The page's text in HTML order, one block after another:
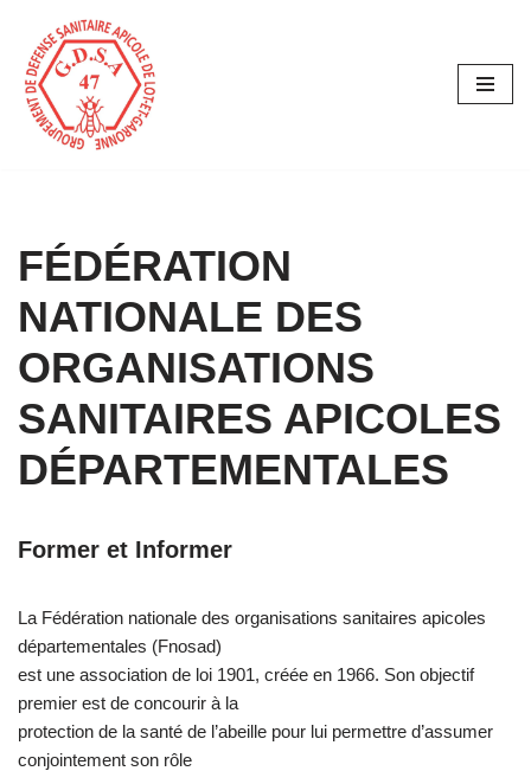
Aller
au
contenu
FÉDÉRATION
NATIONALE DES
ORGANISATIONS
SANITAIRES APICOLES
DÉPARTEMENTALES
Former et Informer
La Fédération nationale des organisations sanitaires apicoles
départementales (Fnosad)
est une association de loi 1901, créée en 1966. Son objectif
premier est de concourir à la
protection de la santé de l’abeille pour lui permettre d’assumer
conjointement son rôle